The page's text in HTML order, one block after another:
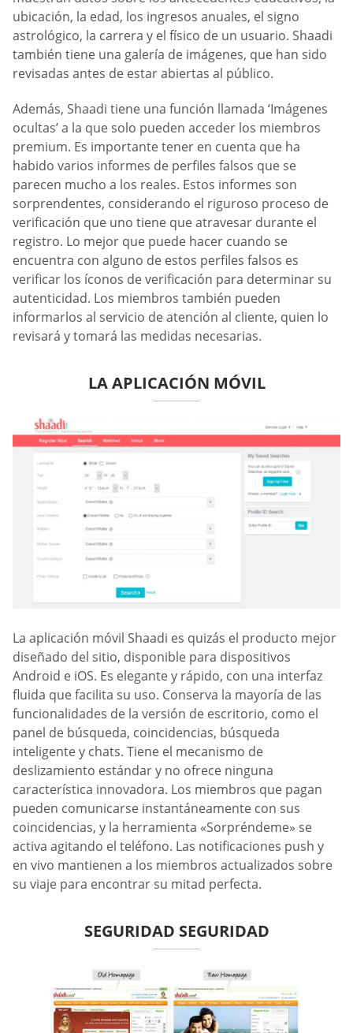
ubicación, la edad, los ingresos anuales, el signo
astrológico, la carrera y el físico de un usuario. Shaadi
también tiene una galería de imágenes, que han sido
revisadas antes de estar abiertas al público.
Además, Shaadi tiene una función llamada ‘Imágenes
ocultas’ a la que solo pueden acceder los miembros
premium. Es importante tener en cuenta que ha
habido varios informes de perfiles falsos que se
parecen mucho a los reales. Estos informes son
sorprendentes, considerando el riguroso proceso de
verificación que uno tiene que atravesar durante el
registro. Lo mejor que puede hacer cuando se
encuentra con alguno de estos perfiles falsos es
verificar los íconos de verificación para determinar su
autenticidad. Los miembros también pueden
informarlos al servicio de atención al cliente, quien lo
revisará y tomará las medidas necesarias.
LA APLICACIÓN MÓVIL
La aplicación móvil Shaadi es quizás el producto mejor
diseñado del sitio, disponible para dispositivos
Android e iOS. Es elegante y rápido, con una interfaz
fluida que facilita su uso. Conserva la mayoría de las
funcionalidades de la versión de escritorio, como el
panel de búsqueda, coincidencias, búsqueda
inteligente y chats. Tiene el mecanismo de
deslizamiento estándar y no ofrece ninguna
característica innovadora. Los miembros que pagan
pueden comunicarse instantáneamente con sus
coincidencias, y la herramienta «Sorpréndeme» se
activa agitando el teléfono. Las notificaciones push y
en vivo mantienen a los miembros actualizados sobre
su viaje para encontrar su mitad perfecta.
SEGURIDAD SEGURIDAD